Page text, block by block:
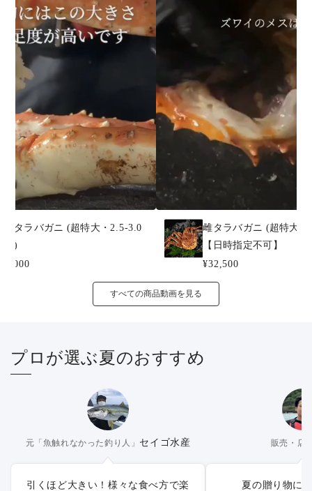
凍タラバガニ (超特大・2.5-3.0
前)
雌タラバガニ (超特大
【日時指定不可】
¥32,500
すべての商品動画を見る
プロが選ぶ夏のおすすめ
元「魚触れなかった釣り人」 セイゴ水産
引くほど大きい！様々な食べ方で楽
販売・店
夏の贈り物に